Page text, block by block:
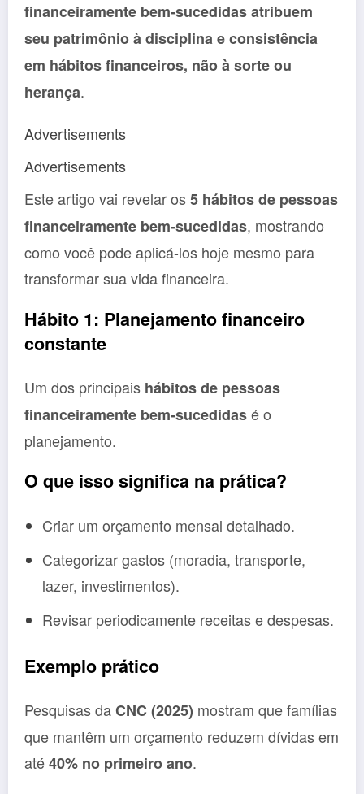
financeiramente bem-sucedidas atribuem
seu patrimônio à disciplina e consistência
em hábitos financeiros, não à sorte ou
herança.
Advertisements
Advertisements
Este artigo vai revelar os5 hábitos de pessoas
financeiramente bem-sucedidas, mostrando
como você pode aplicá-los hoje mesmo para
transformar sua vida financeira.
Hábito 1: Planejamento financeiro
constante
Um dos principais hábitos de pessoas
financeiramente bem-sucedidasé o
planejamento.
O que isso significa na prática?
Criar um orçamento mensal detalhado.
Categorizar gastos (moradia, transporte,
lazer, investimentos).
Revisar periodicamente receitas e despesas.
Exemplo prático
Pesquisas daCNC (2025) mostram que famílias
que mantêm um orçamento reduzem dívidas em
até40% no primeiro ano.